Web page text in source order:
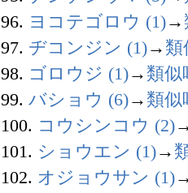
96. ヨコテゴロウ (1)→
97. ヂコンジン (1)→ 類
98. ゴロウジ (1)→ 類似
99. バショウ (6)→ 類似
100. コウシンコウ (2)
101. ショウエン (1)→
102. オジョウサン (1)